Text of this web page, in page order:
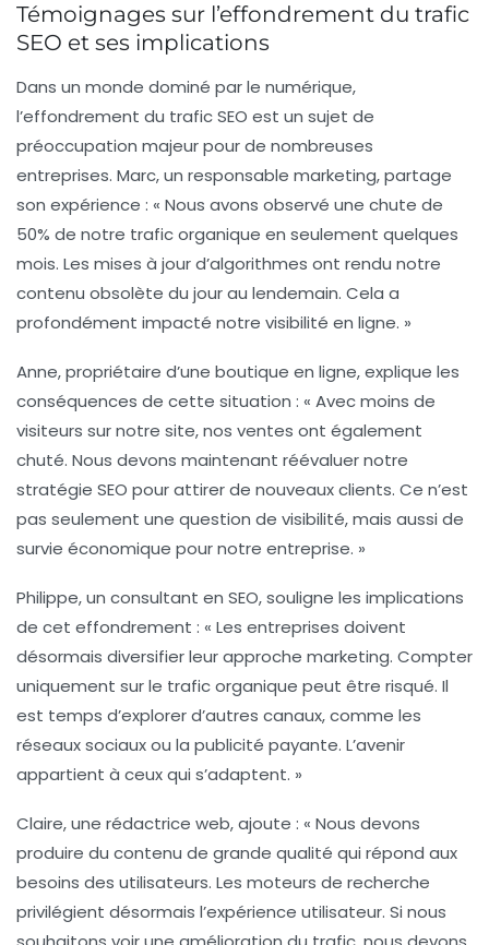
Témoignages sur l’effondrement du trafic
SEO et ses implications
Dans un monde dominé par le numérique,
l’effondrement du trafic SEO est un sujet de
préoccupation majeur pour de nombreuses
entreprises. Marc, un responsable marketing, partage
son expérience : « Nous avons observé une chute de
50% de notre trafic organique en seulement quelques
mois. Les mises à jour d’algorithmes ont rendu notre
contenu obsolète du jour au lendemain. Cela a
profondément impacté notre visibilité en ligne. »
Anne, propriétaire d’une boutique en ligne, explique les
conséquences de cette situation : « Avec moins de
visiteurs sur notre site, nos ventes ont également
chuté. Nous devons maintenant réévaluer notre
stratégie SEO pour attirer de nouveaux clients. Ce n’est
pas seulement une question de visibilité, mais aussi de
survie économique pour notre entreprise. »
Philippe, un consultant en SEO, souligne les implications
de cet effondrement : « Les entreprises doivent
désormais diversifier leurapproche marketing. Compter
uniquement sur le trafic organique peut être risqué. Il
est temps d’explorer d’autres canaux, comme les
réseaux sociaux ou la publicité payante. L’avenir
appartient à ceux qui s’adaptent. »
Claire, une rédactrice web, ajoute : « Nous devons
produire du contenu de grande qualité qui répond aux
besoins des utilisateurs. Les moteurs de recherche
privilégient désormais l’expérience utilisateur. Si nous